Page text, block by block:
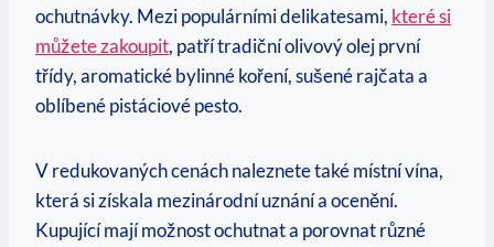
ochutnávky. Mezi populárními delikatesami, které si
můžete zakoupit, patří tradiční olivový olej první
třídy, aromatické bylinné koření, sušené rajčata a
oblíbené pistáciové pesto.
V redukovaných cenách naleznete také místní vína,
která si získala mezinárodní uznání a ocenění.
Kupující mají možnost ochutnat a porovnat různé